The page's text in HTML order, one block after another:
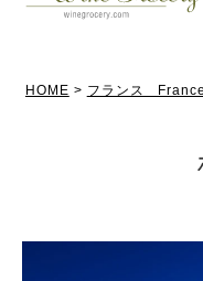
HOME フランス France